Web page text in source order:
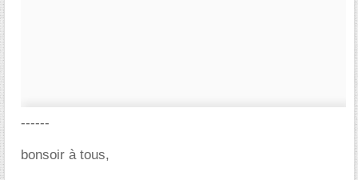
------
bonsoir à tous,